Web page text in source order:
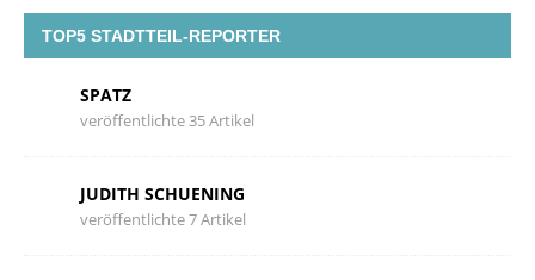
TOP5 STADTTEIL-REPORTER
SPATZ
veröffentlichte 35 Artikel
JUDITH SCHUENING
veröffentlichte 7 Artikel